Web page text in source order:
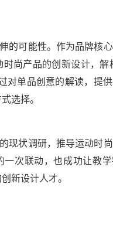
的可能性。作为品牌核
尚产品的创新设计，解
对单品创意的解读，提
选择。
现状调研，推导运动时
次联动，也成功让教
新设计人才。